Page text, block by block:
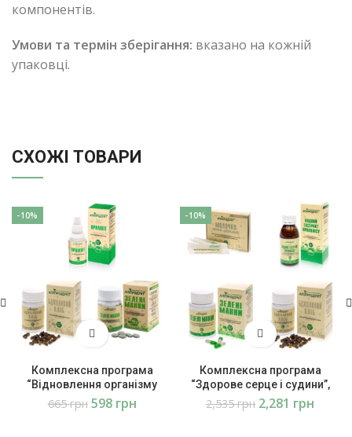
компонентів.
Умови та термін зберігання: вказано на кожній
упаковці.
СХОЖІ ТОВАРИ
-10%
Комплексна програма
“Відновлення організму
після COVID-19”, Етап 2
Апіпродукт
665грн 598 грн
-10%
Комплексна програма
“Здорове серце і судини”,
Етап 2 Апіпродукт
2,535грн 2,281 грн